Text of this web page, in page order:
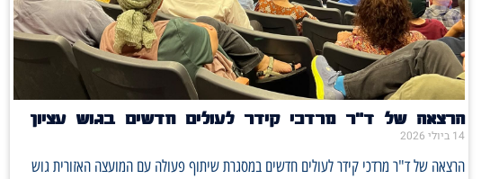
הרצאה של ד"ר מרדכי קידר לעולים חדשים בגוש עציון
14 ביולי 2026
הרצאה של ד"ר מרדכי קידר לעולים חדשים במסגרת שיתוף פעולה עם המועצה האזורית גוש